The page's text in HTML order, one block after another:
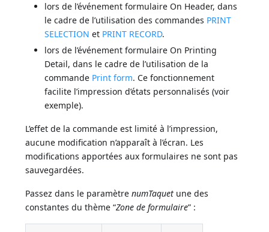
lors de l’événement formulaire On Header, dans
le cadre de l’utilisation des commandes PRINT
SELECTION et PRINT RECORD.
lors de l’événement formulaire On Printing
Detail, dans le cadre de l’utilisation de la
commande Print form. Ce fonctionnement
facilite l’impression d’états personnalisés (voir
exemple).
L’effet de la commande est limité à l’impression,
aucune modification n’apparaît à l’écran. Les
modifications apportées aux formulaires ne sont pas
sauvegardées.
Passez dans le paramètrenumTaquet une des
constantes du thème “Zone de formulaire” :